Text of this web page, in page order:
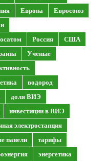
Европа
Евросоюз
Россия
США
Ученые
водород
доля ВИЭ
инвестиции в ВИЭ
электростанция
панели
тарифы
энергетика